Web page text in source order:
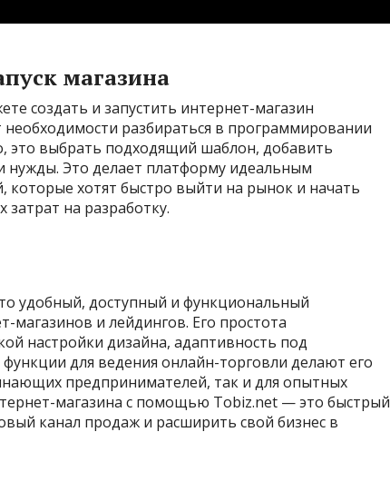
магазина
создать и запустить интернет-магазин
необходимости разбираться в программировании
это выбрать подходящий шаблон, добавить
нужды. Это делает платформу идеальным
хотят быстро выйти на рынок и начать
на разработку.
удобный, доступный и функциональный
магазинов и лейдингов. Его простота
настройки дизайна, адаптивность под
для ведения онлайн-торговли делают его
предпринимателей, так и для опытных
магазина с помощью Tobiz.net — это быстрый
канал продаж и расширить свой бизнес в